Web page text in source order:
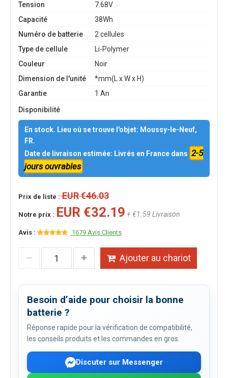
Tension
7.68V
Capacité
38Wh
Numéro de batterie
2 cellules
Type de cellule
Li-Polymer
Couleur
Noir
Dimension de l'unité
*mm(L x W x H)
Garantie
1 An
Disponibilité
En stock. Lieu où se trouve l'objet: Moussy-le-Neuf,
FR.
Date de livraison estimée: Livrés en France dans 2-5
jours ouvrables
Prix de liste :EUR €46.03
Notre prix : EUR €32.19 + €1.59 Livraison
Avis : 1679 Avis Clients
Ajouter au chariot
Besoin d’aide pour choisir la bonne
batterie ?
Réponse rapide pour la vérification de compatibilité,
les conseils produits et les commandes en gros.
Discuter sur Messenger